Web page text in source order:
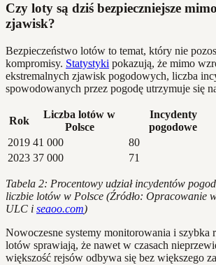
Czy loty są dziś bezpieczniejsze
zjawisk?
Bezpieczeństwo lotów to temat, który nie
kompromisy. Statystyki pokazują, że mimo
ekstremalnych zjawisk pogodowych, liczba
spowodowanych przez pogodę utrzymuje się
Rok
Liczba lotów w
Polsce
Incydenty
pogodowe
2019 41 000 80
2023 37 000 71
Tabela 2: Procentowy udział incydentów
liczbie lotów w Polsce (Źródło: Opracowanie
ULC i seaoo.com)
Nowoczesne systemy monitorowania i szybka
lotów sprawiają, że nawet w czasach
większość rejsów odbywa się bez większego